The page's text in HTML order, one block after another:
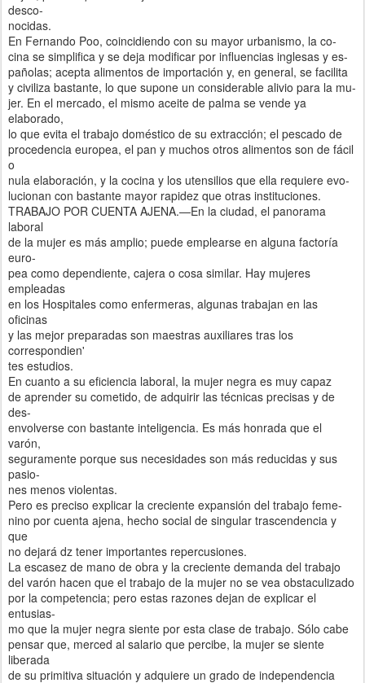
desco-
nocidas.
En Fernando Poo, coincidiendo con su mayor urbanismo, la co-
cina se simplifica y se deja modificar por influencias inglesas y es-
pañolas; acepta alimentos de importación y, en general, se facilita
y civiliza bastante, lo que supone un considerable alivio para la mu-
jer. En el mercado, el mismo aceite de palma se vende ya
elaborado,
lo que evita el trabajo doméstico de su extracción; el pescado de
procedencia europea, el pan y muchos otros alimentos son de fácil
o
nula elaboración, y la cocina y los utensilios que ella requiere evo-
lucionan con bastante mayor rapidez que otras instituciones.
TRABAJO POR CUENTA AJENA.—En la ciudad, el panorama
laboral
de la mujer es más amplio; puede emplearse en alguna factoría
euro-
pea como dependiente, cajera o cosa similar. Hay mujeres
empleadas
en los Hospitales como enfermeras, algunas trabajan en las
oficinas
y las mejor preparadas son maestras auxiliares tras los
correspondien'
tes estudios.
En cuanto a su eficiencia laboral, la mujer negra es muy capaz
de aprender su cometido, de adquirir las técnicas precisas y de
des-
envolverse con bastante inteligencia. Es más honrada que el
varón,
seguramente porque sus necesidades son más reducidas y sus
pasio-
nes menos violentas.
Pero es preciso explicar la creciente expansión del trabajo feme-
nino por cuenta ajena, hecho social de singular trascendencia y
que
no dejará dz tener importantes repercusiones.
La escasez de mano de obra y la creciente demanda del trabajo
del varón hacen que el trabajo de la mujer no se vea obstaculizado
por la competencia; pero estas razones dejan de explicar el
entusias-
mo que la mujer negra siente por esta clase de trabajo. Sólo cabe
pensar que, merced al salario que percibe, la mujer se siente
liberada
de su primitiva situación y adquiere un grado de independencia